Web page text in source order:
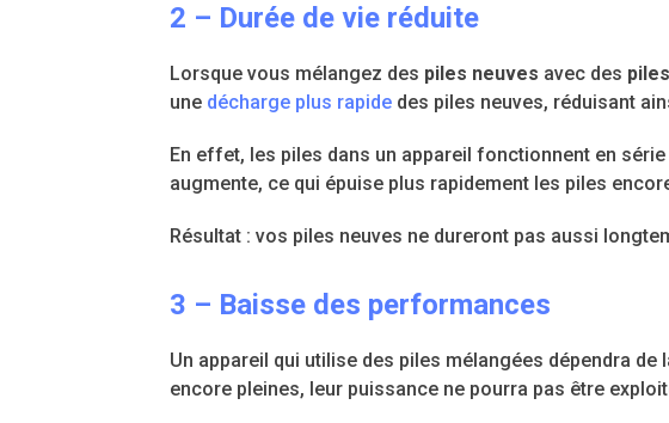
2 – Durée de vie réduite
Lorsque vous mélangez des piles neuves avec des
une décharge plus rapide des piles neuves, réduisant
En effet, les piles dans un appareil fonctionnent en
augmente, ce qui épuise plus rapidement les piles
Résultat : vos piles neuves ne dureront pas aussi
3 – Baisse des performances
Un appareil qui utilise des piles mélangées dépendra
encore pleines, leur puissance ne pourra pas être